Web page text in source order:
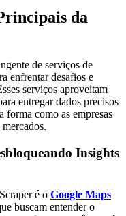
da
de serviços de
enfrentar desafios e
serviços aproveitam
entregar dados precisos
forma como as empresas
Insights
é o Google Maps
buscam entender o